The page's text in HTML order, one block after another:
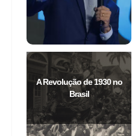
A Revolução de 1930 no
Brasil